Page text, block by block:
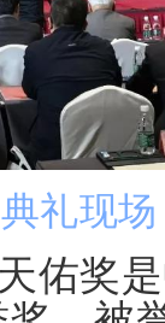
礼现场
奖是